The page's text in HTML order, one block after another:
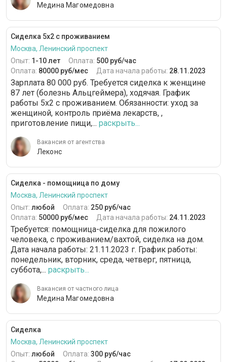
Медина Магомедовна
Сиделка 5х2 с проживанием
Москва, Ленинский проспект
Опыт: 1-10 лет Оплата: 500 руб/час
Оплата: 80000 руб/мес Дата начала работы: 28.11.2023
Зарплата 80 000 руб. Требуется сиделка к женщине
87 лет (болезнь Альцгеймера), ходячая. График
работы 5х2 с проживанием. Обязанности: уход за
женщиной, контроль приёма лекарств, ,
приготовление пищи,... раскрыть...
Вакансия от агентства
Леконс
Сиделка - помощница по дому
Москва, Ленинский проспект
Опыт: любой Оплата: 250 руб/час
Оплата: 50000 руб/мес Дата начала работы: 24.11.2023
Требуется: помощница-сиделка для пожилого
человека, с проживанием/вахтой, сиделка на дом.
Дата начала работы: 21.11.2023 г. График работы:
понедельник, вторник, среда, четверг, пятница,
суббота,... раскрыть...
Вакансия от частного лица
Медина Магомедовна
Сиделка
Москва, Ленинский проспект
Опыт: любой Оплата: 300 руб/час